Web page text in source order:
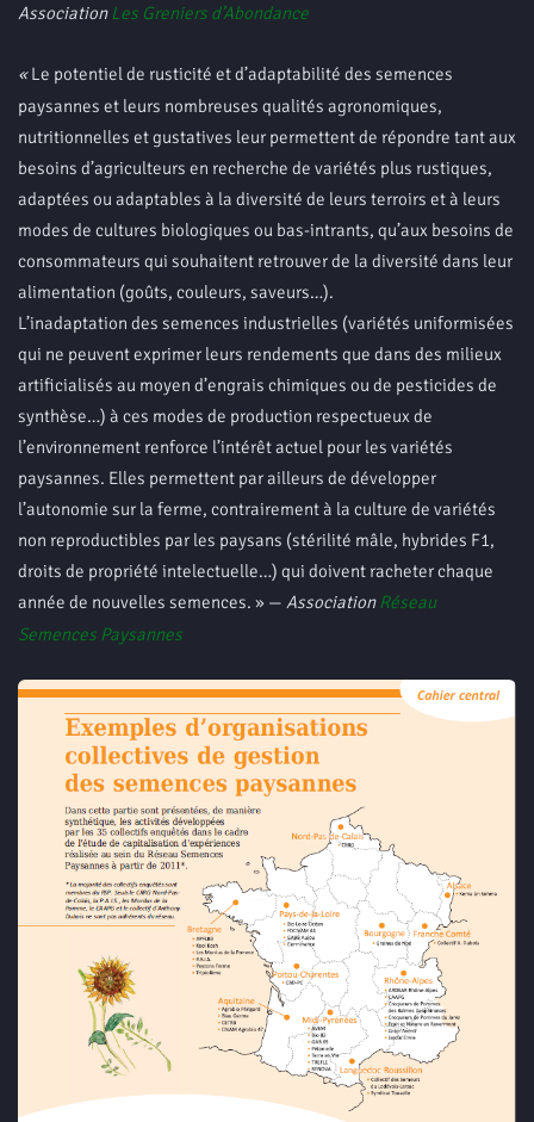
AssociationLes Greniers d’Abondance
«Le potentiel de rusticité et d’adaptabilité des semences
paysannes et leurs nombreuses qualités agronomiques,
nutritionnelles et gustatives leur permettent de répondre tant aux
besoins d’agriculteurs en recherche de variétés plus rustiques,
adaptées ou adaptables à la diversité de leurs terroirs et à leurs
modes de cultures biologiques ou bas-intrants, qu’aux besoins de
consommateurs qui souhaitent retrouver de la diversité dans leur
alimentation (goûts, couleurs, saveurs…).
L’inadaptation des semences industrielles (variétés uniformisées
qui ne peuvent exprimer leurs rendements que dans des milieux
artificialisés au moyen d’engrais chimiques ou de pesticides de
synthèse…) à ces modes de production respectueux de
l’environnement renforce l’intérêt actuel pour les variétés
paysannes. Elles permettent par ailleurs de développer
l’autonomie sur la ferme, contrairement à la culture de variétés
non reproductibles par les paysans (stérilité mâle, hybrides F1,
droits de propriété intelectuelle…) qui doivent racheter chaque
année de nouvelles semences. » — AssociationRéseau
Semences Paysannes